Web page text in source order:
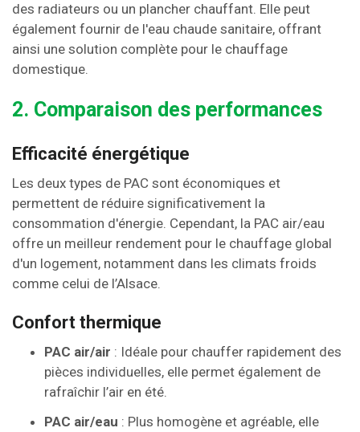
des radiateurs ou un plancher chauffant. Elle peut
également fournir de l'eau chaude sanitaire, offrant
ainsi une solution complète pour le chauffage
domestique.
2. Comparaison des performances
Efficacité énergétique
Les deux types de PAC sont économiques et
permettent de réduire significativement la
consommation d'énergie. Cependant, la PAC air/eau
offre un meilleur rendement pour le chauffage global
d'un logement, notamment dans les climats froids
comme celui de l’Alsace.
Confort thermique
PAC air/air : Idéale pour chauffer rapidement des
pièces individuelles, elle permet également de
rafraîchir l’air en été.
PAC air/eau : Plus homogène et agréable, elle